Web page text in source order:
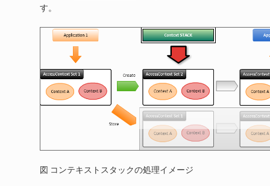
す。
図 コンテキストスタックの処理イメージ